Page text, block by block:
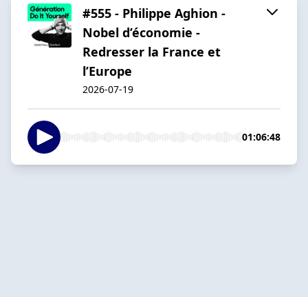
#555 - Philippe Aghion -
Nobel d’économie -
Redresser la France et
l’Europe
2026-07-19
01:06:48